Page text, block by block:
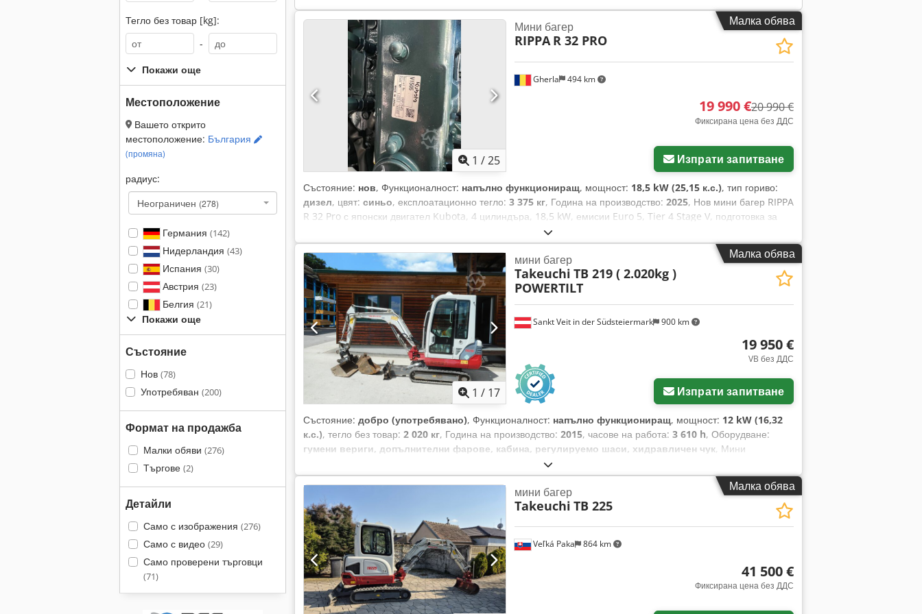
Тегло без товар [kg]:
-
Покажи още
Местоположение
Вашето открито
местоположение: България
(промяна)
радиус:
Неограничен (278)
Германия (142)
Нидерландия (43)
Испания (30)
Австрия (23)
Белгия (21)
Покажи още
Състояние
Нов (78)
Употребяван (200)
Формат на продажба
Малки обяви (276)
Търгове (2)
Детайли
Само с изображения (276)
Само с видео (29)
Само проверени търговци
(71)
и тестване на място са възможни – – изгодни възможности за доставка!!! Бързосменящ се механизъм,
кофи, 3-ти вентил, 4-ти вентил, работни светлини отзад, работни светлини отпред, отопление, пълна
кабина, климатик, CE сертификат.
Малка обява
1 /25
Gherla 494 km
Мини багер
RIPPA R 32 PRO
19 990 €20 990 €
Фиксирана цена без ДДС
Изпрати запитване
Състояние: нов, Функционалност: напълно функциониращ, мощност: 18,5 kW (25,15 к.с.), тип гориво:
дизел, цвят: синьо, експлоатационно тегло: 3 375 кг, Година на производство: 2025, Нов мини багер RIPPA
R 32 Pro с японски двигател Kubota, 4 цилиндъра, 18,5 kW, емисии Euro 5, Tier 4 Stage V, подготовка за
picker, климатик, камера за заден ход, година на производство 2025, бърза връзка, 1000 мм кофа за
наклон, гаранция. Crodewlvzujpfx Amrof
Малка обява
1 / 17
Sankt Veit in der Südsteiermark 900 km
мини багер
Takeuchi TB 219 ( 2.020kg )
POWERTILT
19 950 €
VB без ДДС
Изпрати запитване
Състояние: добро (употребявано), Функционалност: напълно функциониращ, мощност: 12 kW (16,32
к.с.), тегло без товар: 2 020 кг, Година на производство: 2015, часове на работа: 3 610 h, Оборудване:
гумени вериги, допълнителни фарове, кабина, регулируемо шаси, хидравличен чук, Мини
екскаватор TAKEUCHI TB 219 Произведен 2015 г. Съгласно показанията на брояча: 3610 работни часа
2020 кг 12 кВт - POWERTILT - Бързосменяща система MS03 - Кофа за изкопни работи - Дълбока кофа -
Хидравлично регулируемо шаси - Кабина с отопление - Работни светлини - Готов за незабавна употреба! -
В добро състояние на веригите! - Оригинално боядисан на 90%! - С CE маркировка! Продажна цена: 19
950,00 лв. (нето) Възможност за закупуване на допълнителни нови кофи срещу допълнително заплащане!
Crodpfjzn Uz Asx Amref Възможна е и изгодна доставка!
Малка обява
Veľká Paka 864 km
мини багер
Takeuchi TB 225
41 500 €
Фиксирана цена без ДДС